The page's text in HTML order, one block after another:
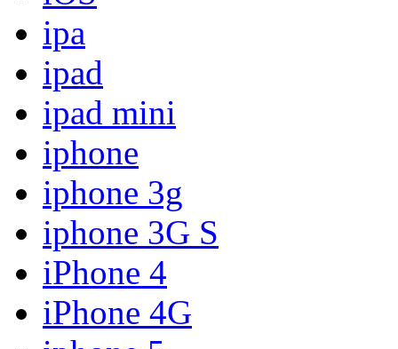
ipa
ipad
ipad mini
iphone
iphone 3g
iphone 3G S
iPhone 4
iPhone 4G